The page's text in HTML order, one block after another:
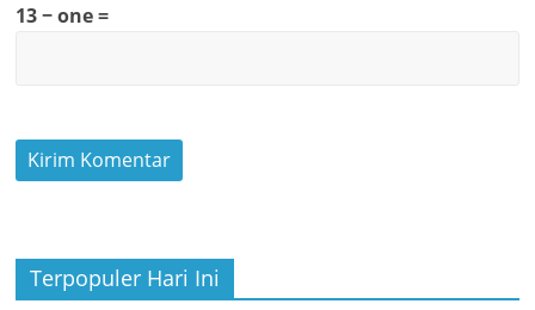
13 − one =
Terpopuler Hari Ini